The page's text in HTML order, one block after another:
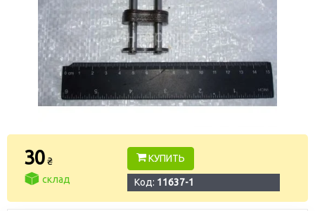
30₴
склад
КУПИТЬ
Код: 11637-1